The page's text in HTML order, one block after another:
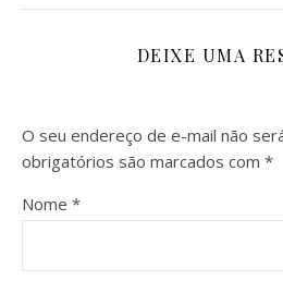
DEIXE UMA
O seu endereço de e-mail não
obrigatórios são marcados com *
Nome *